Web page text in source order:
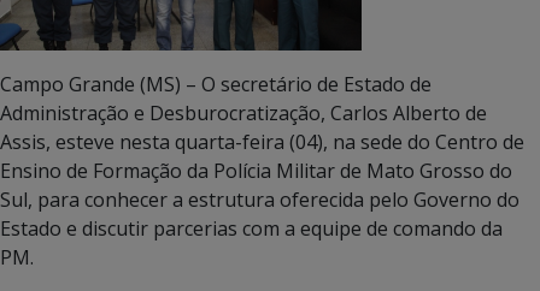
Campo Grande (MS) – O secretário de Estado de
Administração e Desburocratização, Carlos Alberto de
Assis, esteve nesta quarta-feira (04), na sede do Centro de
Ensino de Formação da Polícia Militar de Mato Grosso do
Sul, para conhecer a estrutura oferecida pelo Governo do
Estado e discutir parcerias com a equipe de comando da
PM.